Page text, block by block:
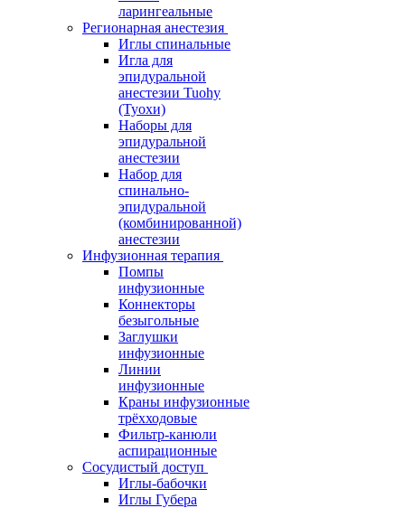
ларингеальные
Регионарная анестезия
Иглы спинальные
Игла для
эпидуральной
анестезии Tuohy
(Туохи)
Наборы для
эпидуральной
анестезии
Набор для
спинально-
эпидуральной
(комбинированной)
анестезии
Инфузионная терапия
Помпы
инфузионные
Коннекторы
безыгольные
Заглушки
инфузионные
Линии
инфузионные
Краны инфузионные
трёхходовые
Фильтр-канюли
аспирационные
Сосудистый доступ
Иглы-бабочки
Иглы Губера